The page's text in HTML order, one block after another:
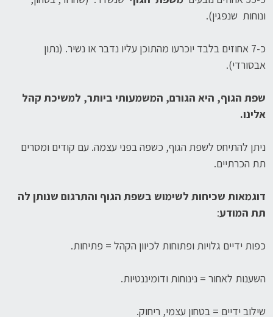
ונוחות שנפגין).
כ-7 אחוזים בלבד יוכרעו מהתוכן עליו נדבר או נשיר. (נתון
אבסורדי).
שפת הגוף, היא הגורם, המשמעותי ביותר, למשיכת קהל
אלינו.
ניתן להתיחס לשפת הגוף, כשפה בפני עצמה. עם קודים ומסרים
תת הכרתיים.
דוגמאות שכיחות לשימוש בשפת הגוף והתרגום שנותן לה
תת המודע:
כפות ידיים גלויות ופתוחות לכיוון הקהל = פתיחות.
השענות לאחור = נינוחות ודומיננטיות.
שילוב ידיים = בטחון עצמי, ריחוק.